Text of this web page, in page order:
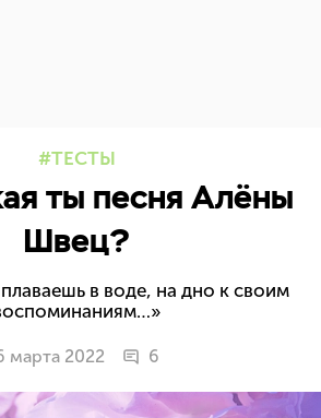
ТЕСТЫ
ты песня Алёны
Швец?
в воде, на дно к своим
марта 2022 6